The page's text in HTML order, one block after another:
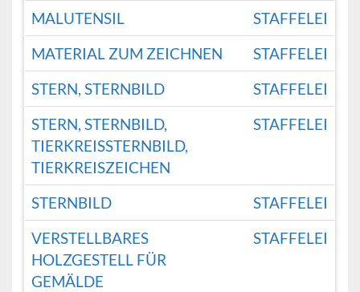
MALUTENSIL
STAFFELEI
MATERIAL ZUM ZEICHNEN
STAFFELEI
STERN, STERNBILD
STAFFELEI
STERN, STERNBILD,
TIERKREISSTERNBILD,
TIERKREISZEICHEN
STAFFELEI
STERNBILD
STAFFELEI
VERSTELLBARES
HOLZGESTELL FÜR
GEMÄLDE
STAFFELEI